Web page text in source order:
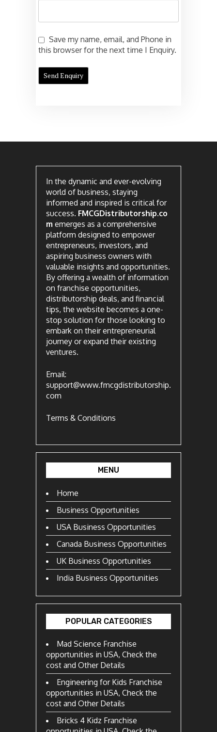
Save my name, email, and Phone in
this browser for the next time I Enquiry.
In the dynamic and ever-evolving
world of business, staying
informed and inspired is critical for
success. FMCGDistributorship.co
m emerges as a comprehensive
platform designed to empower
entrepreneurs, investors, and
aspiring business owners with
valuable insights and opportunities.
By offering a wealth of information
on franchise opportunities,
distributorship deals, and financial
tips, the website becomes a one-
stop solution for those looking to
embark on their entrepreneurial
journey or expand their existing
ventures.
Email:
support@www.fmcgdistributorship.
com
Terms & Conditions
MENU
Home
Business Opportunities
USA Business Opportunities
Canada Business Opportunities
UK Business Opportunities
India Business Opportunities
POPULAR CATEGORIES
Mad Science Franchise
opportunities in USA, Check the
cost and Other Details
Engineering for Kids Franchise
opportunities in USA, Check the
cost and Other Details
Bricks 4 Kidz Franchise